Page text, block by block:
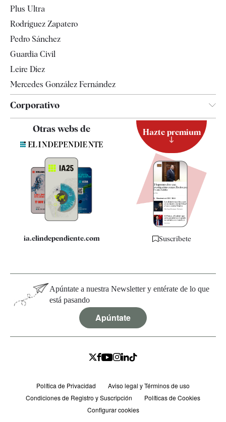
Televisión
Plus Ultra
Rodríguez Zapatero
Pedro Sánchez
Guardia Civil
Leire Díez
Mercedes González Fernández
Corporativo
Contacto
Quiénes somos
Especificaciones
Otras webs de
ia.elindependiente.com
Hazte premium
Suscríbete
Apúntate a nuestra Newsletter y entérate de lo que
está pasando
Apúntate
Política de Privacidad
Aviso legal y Términos de uso
Condiciones de Registro y Suscripción
Políticas de Cookies
Configurar cookies